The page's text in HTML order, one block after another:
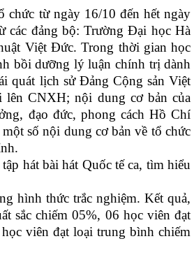
từ ngày 16/10 đến hết ngày
các đảng bộ: Trường Đại học Hà
Việt Đức. Trong thời gian học
bồi dưỡng lý luận chính trị dành
quát lịch sử Đảng Cộng sản Việt
CNXH; nội dung cơ bản của
đạo đức, phong cách Hồ Chí
số nội dung cơ bản về tổ chức
hát bài hát Quốc tế ca, tìm hiểu
hình thức trắc nghiệm. Kết quả,
sắc chiếm 05%, 06 học viên đạt
viên đạt loại trung bình chiếm